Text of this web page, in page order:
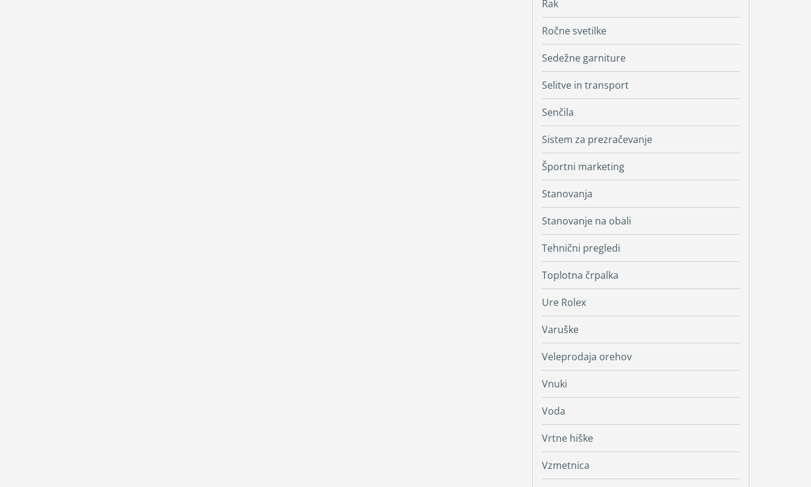
Rak
Ročne svetilke
Sedežne garniture
Selitve in transport
Senčila
Sistem za prezračevanje
Športni marketing
Stanovanja
Stanovanje na obali
Tehnični pregledi
Toplotna črpalka
Ure Rolex
Varuške
Veleprodaja orehov
Vnuki
Voda
Vrtne hiške
Vzmetnica